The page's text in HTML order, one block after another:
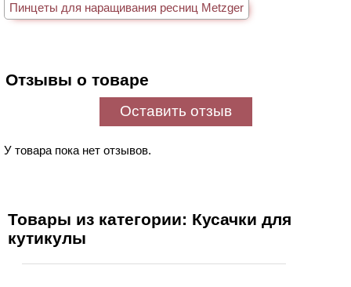
Пинцеты для наращивания ресниц Metzger
Отзывы о товаре
Оставить отзыв
У товара пока нет отзывов.
Товары из категории: Кусачки для
кутикулы